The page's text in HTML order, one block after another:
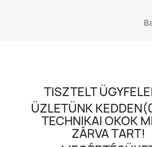
TISZTELT
ÜZLETÜNK
TECHNIKAI OKOK
ZÁRVA TART!